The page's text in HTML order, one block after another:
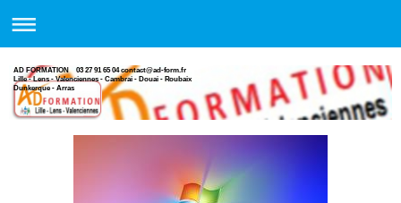
AD FORMATION 03 27 91 65 04 contact@ad-form.fr
Lille - Lens - Valenciennes - Cambrai - Douai - Roubaix
Dunkerque - Arras